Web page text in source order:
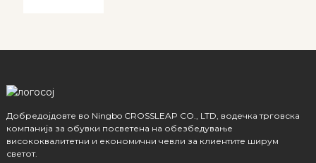
Добредојдовте во Ningbo CROSSLEAP CO., LTD, водечка трговска
компанија за обувки посветена на обезбедување
висококвалитетни и економични чевли за клиентите ширум
светот.